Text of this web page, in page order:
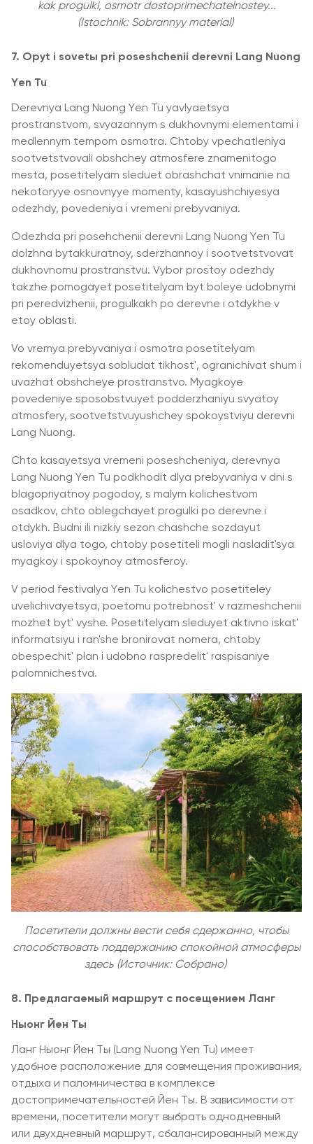
kak progulki, osmotr dostoprimechatelnostey...
(Istochnik: Sobrannyy material)
7. Opyt i sovetы pri poseshchenii derevni Lang Nuong
Yen Tu
Derevnya Lang Nuong Yen Tu yavlyaetsya
prostranstvom, svyazannym s dukhovnymi elementami i
medlennym tempom osmotra. Chtoby vpechatleniya
sootvetstvovali obshchey atmosfere znamenitogo
mesta, posetitelyam sleduet obrashchat vnimanie na
nekotoryye osnovnyye momenty, kasayushchiyesya
odezhdy, povedeniya i vremeni prebyvaniya.
Odezhda pri posehchenii derevni Lang Nuong Yen Tu
dolzhna bytakkuratnoy, sderzhannoy i sootvetstvovat
dukhovnomu prostranstvu. Vybor prostoy odezhdy
takzhe pomogayet posetitelyam byt boleye udobnymi
pri peredvizhenii, progulkakh po derevne i otdykhe v
etoy oblasti.
Vo vremya prebyvaniya i osmotra posetitelyam
rekomenduyetsya sobludat tikhost', ogranichivat shum i
uvazhat obshcheye prostranstvo. Myagkoye
povedeniye sposobstvuyet podderzhaniyu svyatoy
atmosfery, sootvetstvuyushchey spokoystviyu derevni
Lang Nuong.
Chto kasayetsya vremeni poseshcheniya, derevnya
Lang Nuong Yen Tu podkhodit dlya prebyvaniya v dni s
blagopriyatnoy pogodoy, s malym kolichestvom
osadkov, chto oblegchayet progulki po derevne i
otdykh. Budni ili nizkiy sezon chashche sozdayut
usloviya dlya togo, chtoby posetiteli mogli nasladit'sya
myagkoy i spokoynoy atmosferoy.
V period festivalya Yen Tu kolichestvo posetiteley
uvelichivayetsya, poetomu potrebnost' v razmeshchenii
mozhet byt' vyshe. Posetitelyam sleduyet aktivno iskat'
informatsiyu i ran'she bronirovat nomera, chtoby
obespechit' plan i udobno raspredelit' raspisaniye
palomnichestva.
Посетители должны вести себя сдержанно, чтобы
способствовать поддержанию спокойной атмосферы
здесь (Источник: Собрано)
8. Предлагаемый маршрут с посещением Ланг
Ныонг Йен Ты
Ланг Ныонг Йен Ты (Lang Nuong Yen Tu) имеет
удобное расположение для совмещения проживания,
отдыха и паломничества в комплексе
достопримечательностей Йен Ты. В зависимости от
времени, посетители могут выбрать однодневный
или двухдневный маршрут, сбалансированный между